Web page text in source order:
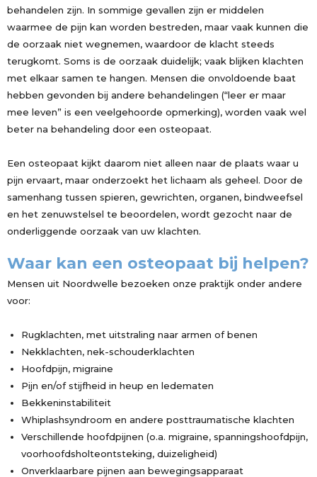
behandelen zijn. In sommige gevallen zijn er middelen
waarmee de pijn kan worden bestreden, maar vaak kunnen die
de oorzaak niet wegnemen, waardoor de klacht steeds
terugkomt. Soms is de oorzaak duidelijk; vaak blijken klachten
met elkaar samen te hangen. Mensen die onvoldoende baat
hebben gevonden bij andere behandelingen (“leer er maar
mee leven” is een veelgehoorde opmerking), worden vaak wel
beter na behandeling door een osteopaat.
Een osteopaat kijkt daarom niet alleen naar de plaats waar u
pijn ervaart, maar onderzoekt het lichaam als geheel. Door de
samenhang tussen spieren, gewrichten, organen, bindweefsel
en het zenuwstelsel te beoordelen, wordt gezocht naar de
onderliggende oorzaak van uw klachten.
Waar kan een osteopaat bij helpen?
Mensen uit Noordwelle bezoeken onze praktijk onder andere
voor:
Rugklachten, met uitstraling naar armen of benen
Nekklachten, nek-schouderklachten
Hoofdpijn, migraine
Pijn en/of stijfheid in heup en ledematen
Bekkeninstabiliteit
Whiplashsyndroom en andere posttraumatische klachten
Verschillende hoofdpijnen (o.a. migraine, spanningshoofdpijn,
voorhoofdsholteontsteking, duizeligheid)
Onverklaarbare pijnen aan bewegingsapparaat